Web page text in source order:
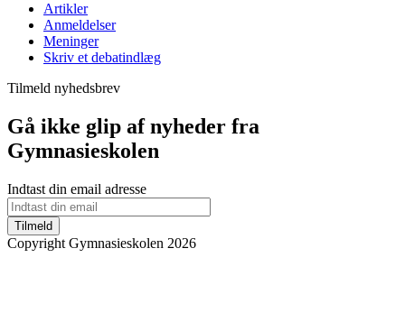
Artikler
Anmeldelser
Meninger
Skriv et debatindlæg
Tilmeld nyhedsbrev
Gå ikke glip af nyheder fra
Gymnasieskolen
Indtast din email adresse
Tilmeld
Copyright Gymnasieskolen 2026